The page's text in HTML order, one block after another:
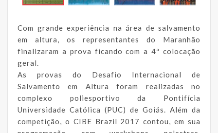
Com grande experiência na área de salvamento
em altura, os representantes do Maranhão
finalizaram a prova ficando com a 4ª colocação
geral.
As provas do Desafio Internacional de
Salvamento em Altura foram realizadas no
complexo poliesportivo da Pontifícia
Universidade Católica (PUC) de Goiás. Além da
competição, o CIBE Brazil 2017 contou, em sua